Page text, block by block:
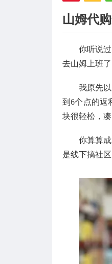
山姆代
你听说
去山姆上班
我原先
到6个点的返
块很轻松，
你算算
是线下搞社